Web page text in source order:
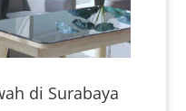
di Surabaya